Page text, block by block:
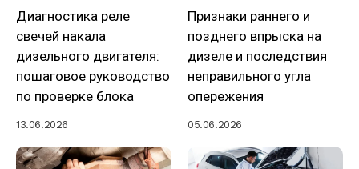
Диагностика реле
свечей накала
дизельного двигателя:
пошаговое руководство
по проверке блока
13.06.2026
Признаки раннего и
позднего впрыска на
дизеле и последствия
неправильного угла
опережения
05.06.2026